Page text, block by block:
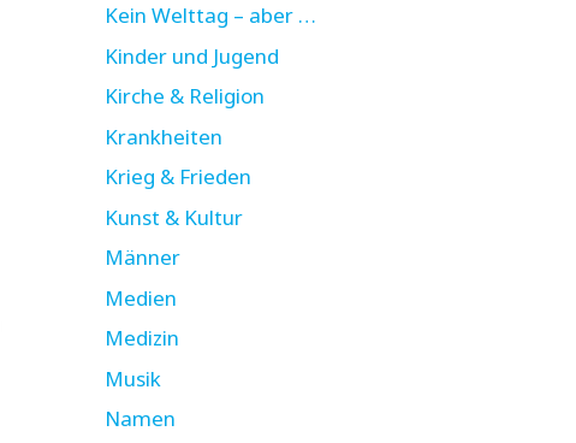
Kein Welttag – aber …
Kinder und Jugend
Kirche & Religion
Krankheiten
Krieg & Frieden
Kunst & Kultur
Männer
Medien
Medizin
Musik
Namen